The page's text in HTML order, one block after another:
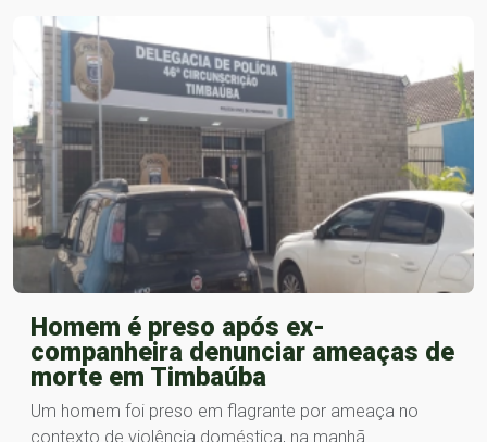
Homem é preso após ex-
companheira denunciar ameaças de
morte em Timbaúba
Um homem foi preso em flagrante por ameaça no
contexto de violência doméstica, na manhã…